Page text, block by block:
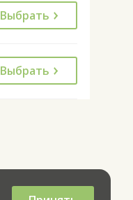
Выбрать
Выбрать